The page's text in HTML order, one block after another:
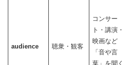
audience 聴衆・観客
コンサー
ト・講演・
映画など
「音や言
葉」を聞く